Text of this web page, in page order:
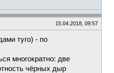
15.04.2018, 09:57
туго) - по
многократно: две
чёрных дыр